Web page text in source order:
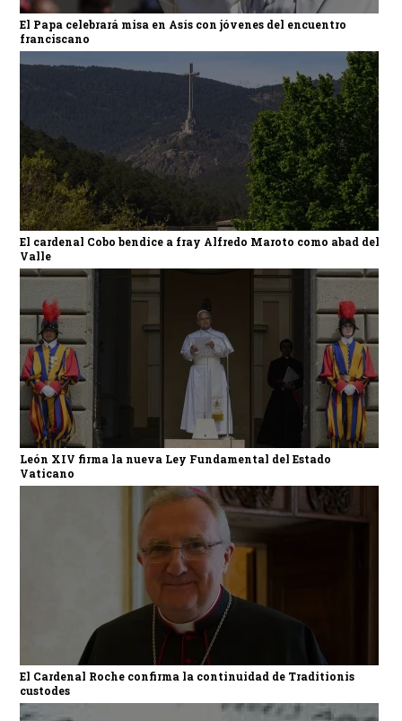
El Papa celebrará misa en Asís con jóvenes del encuentro
franciscano
El cardenal Cobo bendice a fray Alfredo Maroto como abad del
Valle
León XIV firma la nueva Ley Fundamental del Estado
Vaticano
El Cardenal Roche confirma la continuidad de Traditionis
custodes